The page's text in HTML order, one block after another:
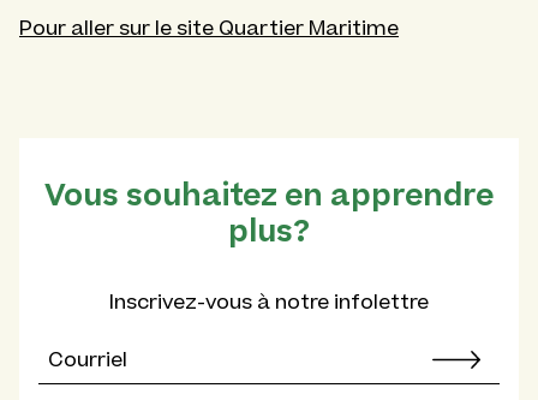
Pour aller sur le site Quartier Maritime
Vous souhaitez en apprendre
plus?
Inscrivez-vous à notre infolettre